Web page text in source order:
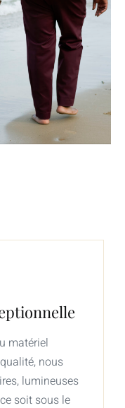
matériel
nous
lumineuses
soit sous le